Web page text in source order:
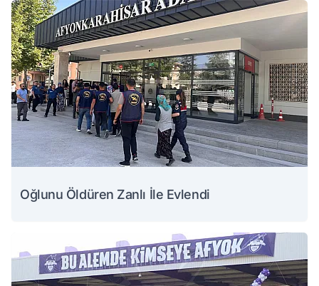
Oğlunu Öldüren Zanlı İle Evlendi